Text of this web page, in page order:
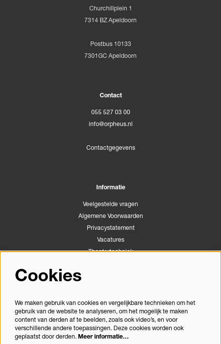
Churchillplein 1
7314 BZ Apeldoorn
Postbus 10133
7301GC Apeldoorn
Contact
055 527 03 00
info@orpheus.nl
Contactgegevens
Informatie
Veelgestelde vragen
Algemene Voorwaarden
Privacystatement
Vacatures
Theatertechniek
Congrescentrum Orpheus
Volg ons
Cookies
We maken gebruik van cookies en vergelijkbare technieken om het
gebruik van de website te analyseren, om het mogelijk te maken
content van derden af te beelden, zoals ook video’s, en voor
verschillende andere toepassingen. Deze cookies worden ook
geplaatst door derden. Meer informatie…